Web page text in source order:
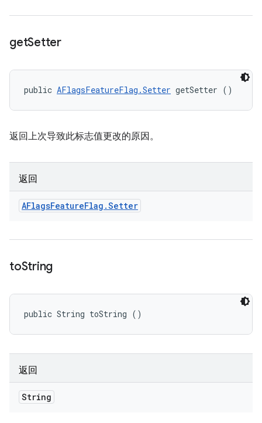
getSetter
public AFlagsFeatureFlag.Setter getSetter ()
返回上次导致此标志值更改的原因。
返回
AFlagsFeatureFlag .Setter
toString
public String toString ()
返回
String